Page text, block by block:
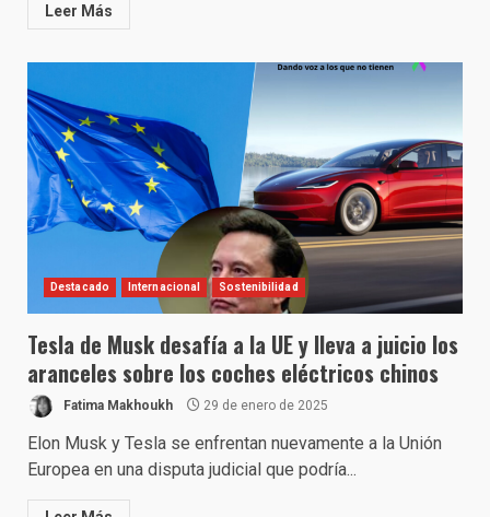
Leer Más
Destacado Internacional Sostenibilidad
Tesla de Musk desafía a la UE y lleva a juicio los
aranceles sobre los coches eléctricos chinos
Fatima Makhoukh 29 de enero de 2025
Elon Musk y Tesla se enfrentan nuevamente a la Unión
Europea en una disputa judicial que podría...